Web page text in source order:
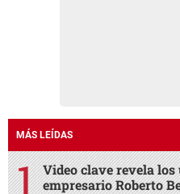
MÁS LEÍDAS
Video clave revela
empresario Roberto